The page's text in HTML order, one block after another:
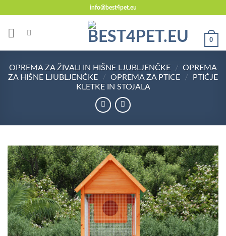
vsebino
info@best4pet.eu
0
OPREMA ZA ŽIVALI IN HIŠNE LJUBLJENČKE / OPREMA
ZA HIŠNE LJUBLJENČKE
/ OPREMA ZA PTICE /
PTIČJE
KLETKE IN STOJALA